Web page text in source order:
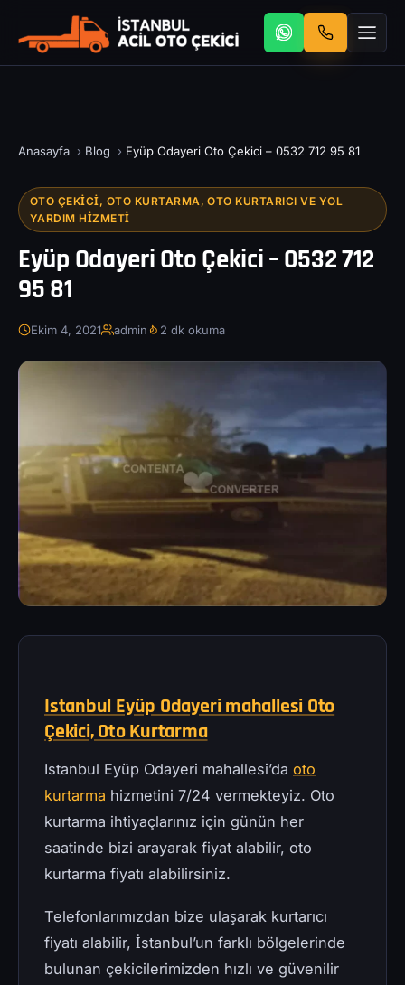
Anasayfa › Blog › Eyüp Odayeri Oto Çekici – 0532 712 95 81
OTO ÇEKICI, OTO KURTARMA, OTO KURTARICI VE YOL
YARDIM HIZMETI
Eyüp Odayeri Oto Çekici – 0532 712
95 81
Ekim 4, 2021 admin 2 dk okuma
Istanbul Eyüp Odayeri mahallesi Oto
Çekici, Oto Kurtarma
Istanbul Eyüp Odayeri mahallesi’da oto
kurtarma hizmetini 7/24 vermekteyiz. Oto
kurtarma ihtiyaçlarınız için günün her
saatinde bizi arayarak fiyat alabilir, oto
kurtarma fiyatı alabilirsiniz.
Telefonlarımızdan bize ulaşarak kurtarıcı
fiyatı alabilir, İstanbul’un farklı bölgelerinde
bulunan çekicilerimizden hızlı ve güvenilir